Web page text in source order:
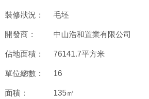
裝修狀況： 毛坯
開發商： 中山浩和置業有限公司
佔地面積： 76141.7平方米
單位總數： 16
面積： 135㎡